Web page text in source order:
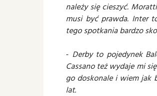
należy się cieszyć.
musi być prawda. Inter
tego spotkania bardzo
- Derby to pojedynek
Cassano też wydaje mi
go doskonale i wiem jak
lat.